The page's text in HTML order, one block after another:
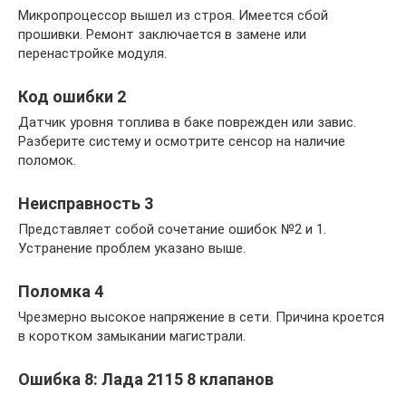
Микропроцессор вышел из строя. Имеется сбой
прошивки. Ремонт заключается в замене или
перенастройке модуля.
Код ошибки 2
Датчик уровня топлива в баке поврежден или завис.
Разберите систему и осмотрите сенсор на наличие
поломок.
Неисправность 3
Представляет собой сочетание ошибок №2 и 1.
Устранение проблем указано выше.
Поломка 4
Чрезмерно высокое напряжение в сети. Причина кроется
в коротком замыкании магистрали.
Ошибка 8: Лада 2115 8 клапанов